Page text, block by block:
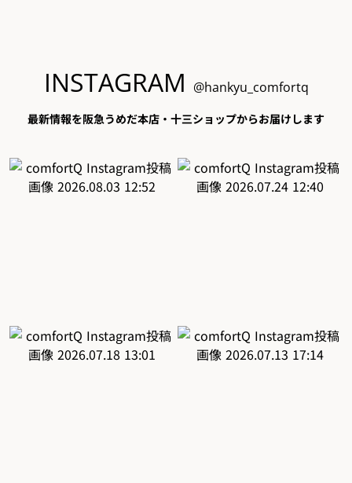
INSTAGRAM @hankyu_comfortq
最新情報を阪急うめだ本店・十三ショップからお届けします